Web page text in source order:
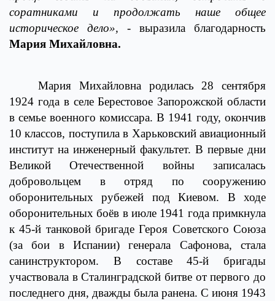
соратниками и продолжать наше общее
историческое дело», - выразила благодарность
Мария Михайловна.
Мария Михайловна родилась 28 сентября
1924 года в селе Берестовое Запорожской области
в семье военного комиссара. В 1941 году, окончив
10 классов, поступила в Харьковский авиационный
институт на инженерный факультет. В первые дни
Великой Отечественной войны записалась
добровольцем в отряд по сооружению
оборонительных рубежей под Киевом. В ходе
оборонительных боёв в июле 1941 года примкнула
к 45-й танковой бригаде Героя Советского Союза
(за бои в Испании) генерала Сафонова, стала
санинструктором. В составе 45-й бригады
участвовала в Сталинградской битве от первого до
последнего дня, дважды была ранена. С июня 1943